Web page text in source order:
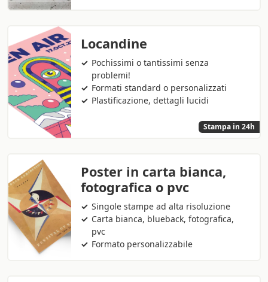
Locandine
Pochissimi o tantissimi senza
problemi!
Formati standard o personalizzati
Plastificazione, dettagli lucidi
Stampa in 24h
Poster in carta bianca,
fotografica o pvc
Singole stampe ad alta risoluzione
Carta bianca, blueback, fotografica,
pvc
Formato personalizzabile